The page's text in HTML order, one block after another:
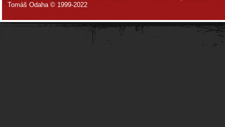
Tomáš Odaha © 1999-2022